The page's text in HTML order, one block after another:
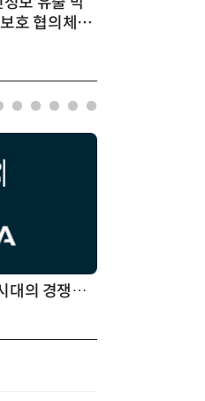
호 협의체'
체계화 된 데이터가 곧 AI 시대의 경쟁력이다